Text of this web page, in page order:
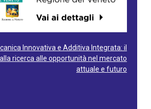
Innovativa e Additiva Integrata: il
ricerca alle opportunità nel mercato
attuale e futuro